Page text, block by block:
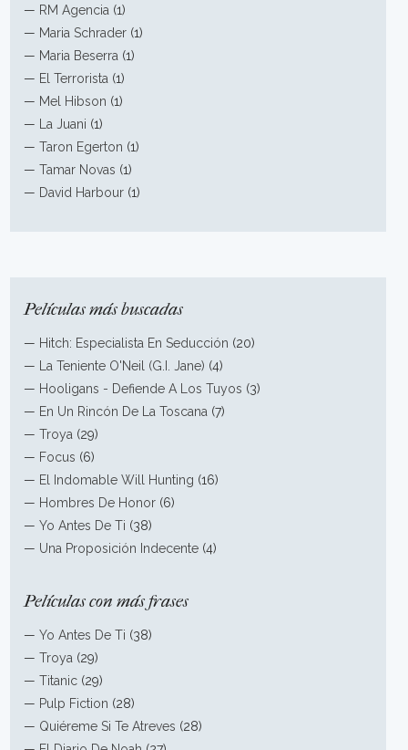
— RM Agencia (1)
— Maria Schrader (1)
— Maria Beserra (1)
— El Terrorista (1)
— Mel Hibson (1)
—
La Juani (1)
—Taron Egerton (1)
—Tamar Novas (1)
— David Harbour (1)
Películas más buscadas
— Hitch: Especialista En Seducción (20)
—
La Teniente O'Neil (G.I. Jane) (4)
— Hooligans - Defiende A Los Tuyos (3)
— En Un Rincón De La Toscana (7)
—Troya (29)
— Focus (6)
— El Indomable Will Hunting (16)
— Hombres De Honor (6)
—Yo Antes De Ti (38)
— Una Proposición Indecente (4)
Películas con más frases
—Yo Antes De Ti (38)
—Troya (29)
—Titanic (29)
— Pulp Fiction (28)
— Quiéreme Si Te Atreves (28)